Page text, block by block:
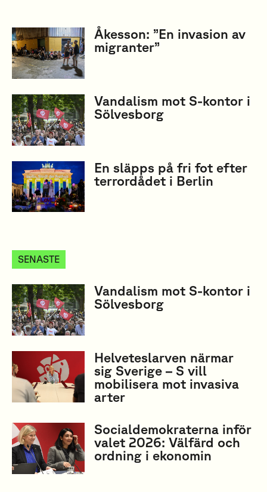
Åkesson: ”En invasion av
migranter”
Vandalism mot S-kontor i
Sölvesborg
En släpps på fri fot efter
terrordådet i Berlin
SENASTE
Vandalism mot S-kontor i
Sölvesborg
Helveteslarven närmar
sig Sverige – S vill
mobilisera mot invasiva
arter
Socialdemokraterna inför
valet 2026: Välfärd och
ordning i ekonomin